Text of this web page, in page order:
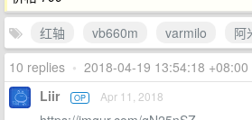
红轴
vb660m varmilo
阿
10 replies • 2018-04-19 13:54:18 +08:00
Liir OP Apr 11, 2018